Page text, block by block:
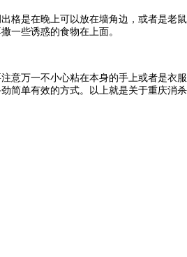
是在晚上可以放在墙角边，或者是老
一些诱惑的食物在上面。
万一不小心粘在本身的手上或者是衣
简单有效的方式。以上就是关于重庆